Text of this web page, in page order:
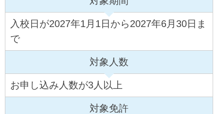
入校日が2027年1月1日から2027年6月30日ま
で
対象人数
お申し込み人数が3人以上
対象免許